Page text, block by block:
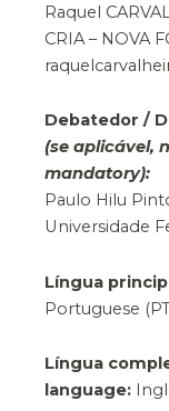
Raquel
CRIA – NOVA
Debatedor /
(se aplicável,
mandatory):
Paulo Hilu
Universidade
Língua
Portuguese
Língua
language: